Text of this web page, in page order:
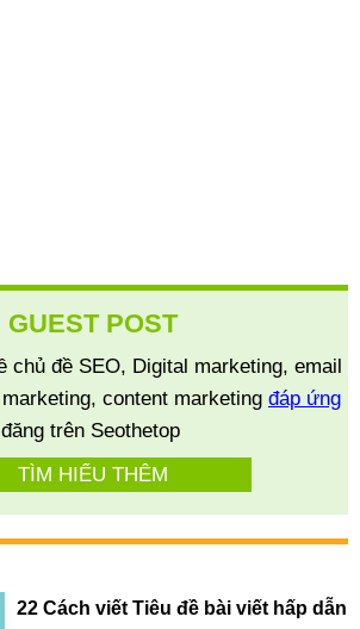
GUEST POST
chủ đề SEO, Digital marketing, email
content marketing đáp ứng
trên Seothetop
TÌM HIỂU THÊM
22 Cách viết Tiêu đề bài viết hấp dẫn